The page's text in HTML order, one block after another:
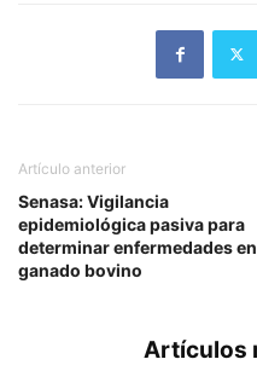
Artículo anterior
Senasa: Vigilancia
epidemiológica pasiva para
determinar enfermedades en
ganado bovino
Artículos